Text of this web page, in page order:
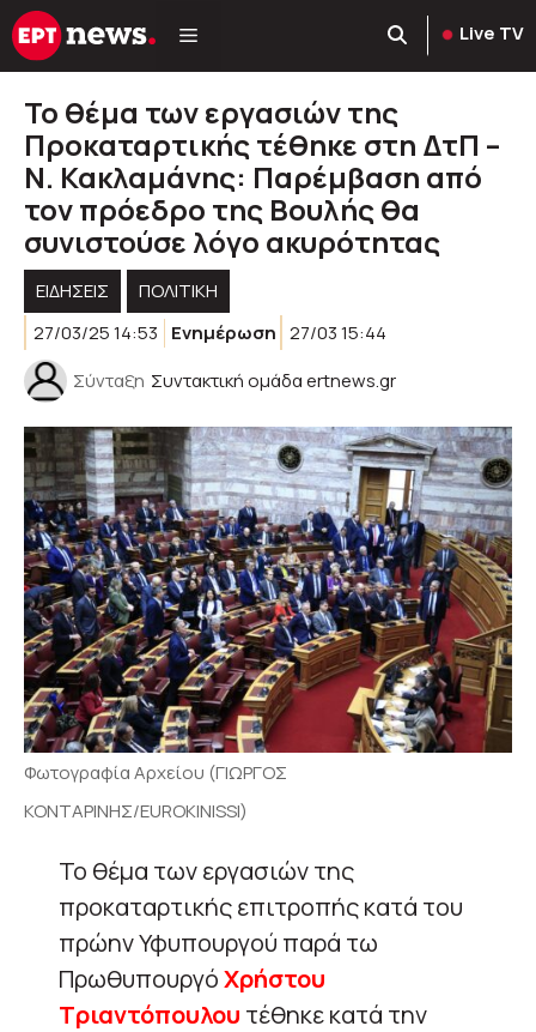
Μετάβαση
σε
Live TV
Το θέμα των εργασιών της
Προκαταρτικής τέθηκε στη ΔτΠ –
Ν. Κακλαμάνης: Παρέμβαση από
τον πρόεδρο της Βουλής θα
συνιστούσε λόγο ακυρότητας
ΕΙΔΗΣΕΙΣ
ΠΟΛΙΤΙΚΉ
27/03/25 14:53
Ενημέρωση 27/03 15:44
Σύνταξη Συντακτική ομάδα ertnews.gr
Φωτογραφία Αρχείου (ΓΙΩΡΓΟΣ
ΚΟΝΤΑΡΙΝΗΣ/EUROKINISSI)
Το θέμα των εργασιών της
προκαταρτικής επιτροπής κατά του
πρώην Υφυπουργού παρά τω
ΠρωθυπουργόΧρήστου
Τριαντόπουλου τέθηκε κατά την